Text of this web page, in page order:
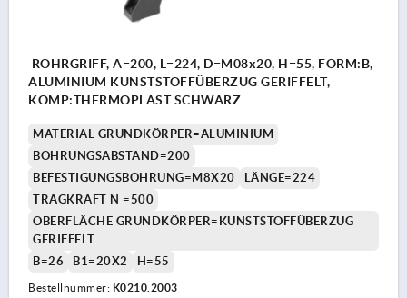
ROHRGRIFF, A=200, L=224, D=M08x20, H=55, FORM:B,
ALUMINIUM KUNSTSTOFFÜBERZUG GERIFFELT,
KOMP:THERMOPLAST SCHWARZ
MATERIAL GRUNDKÖRPER=ALUMINIUM
BOHRUNGSABSTAND=200
BEFESTIGUNGSBOHRUNG=M8X20
LÄNGE=224
TRAGKRAFT N =500
OBERFLÄCHE GRUNDKÖRPER=KUNSTSTOFFÜBERZUG
GERIFFELT
B=26
B1=20X2 H=55
Bestellnummer: K0210.2003